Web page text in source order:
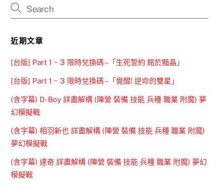
近期文章
[台版] Part 1 ~ 3 限時兌換碼 –「生死誓約 銘於黯晶」
[台版] Part 1 ~ 3 限時兌換碼 –「覺醒! 逆命的雙星」
(含字幕) D-Boy 詳盡解構 (陣營 裝備 技能 兵種 職業 附魔) 夢
幻模擬戰
(含字幕) 相羽新也 詳盡解構 (陣營 裝備 技能 兵種 職業 附魔)
夢幻模擬戰
(含字幕) 達奇 詳盡解構 (陣營 裝備 技能 兵種 職業 附魔) 夢幻
模擬戰